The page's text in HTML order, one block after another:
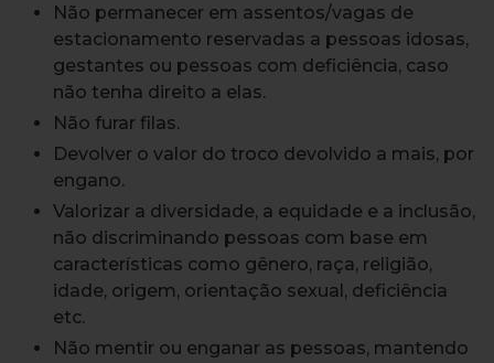
Não permanecer em assentos/vagas de
estacionamento reservadas a pessoas idosas,
gestantes ou pessoas com deficiência, caso
não tenha direito a elas.
Não furar filas.
Devolver o valor do troco devolvido a mais, por
engano.
Valorizar a diversidade, a equidade e a inclusão,
não discriminando pessoas com base em
características como gênero, raça, religião,
idade, origem, orientação sexual, deficiência
etc.
Não mentir ou enganar as pessoas, mantendo